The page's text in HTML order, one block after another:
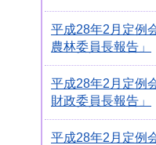
平成28年2月定例
農林委員長報告」
平成28年2月定例
財政委員長報告」
平成28年2月定例